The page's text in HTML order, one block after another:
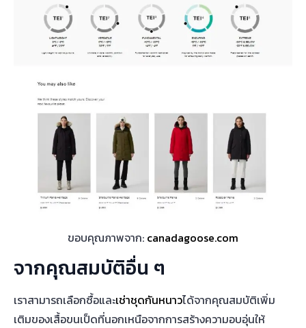
ขอบคุณภาพจาก: canadagoose.com
จากคุณสมบัติอื่น ๆ
เราสามารถเลือกซื้อและเช่าชุดกันหนาวได้จากคุณสมบัติเพิ่ม
เติมของเสื้อขนเป็ดที่นอกเหนือจากการสร้างความอบอุ่นให้